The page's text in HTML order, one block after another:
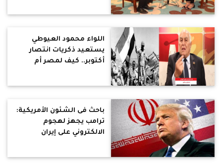
اللواء محمود العيوطي
يستعيد ذكريات انتصار
أكتوبر.. كيف لمصر أم
الآن العدو متخفي بيننا
باحث فى الشئون الأمريكية:
ترامب يجهز لهجوم
الالكتروني على إيران